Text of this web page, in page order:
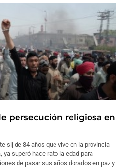
persecución religiosa en
sij de 84 años que vive en la provincia
ya superó hace rato la edad para
de pasar sus años dorados en paz y